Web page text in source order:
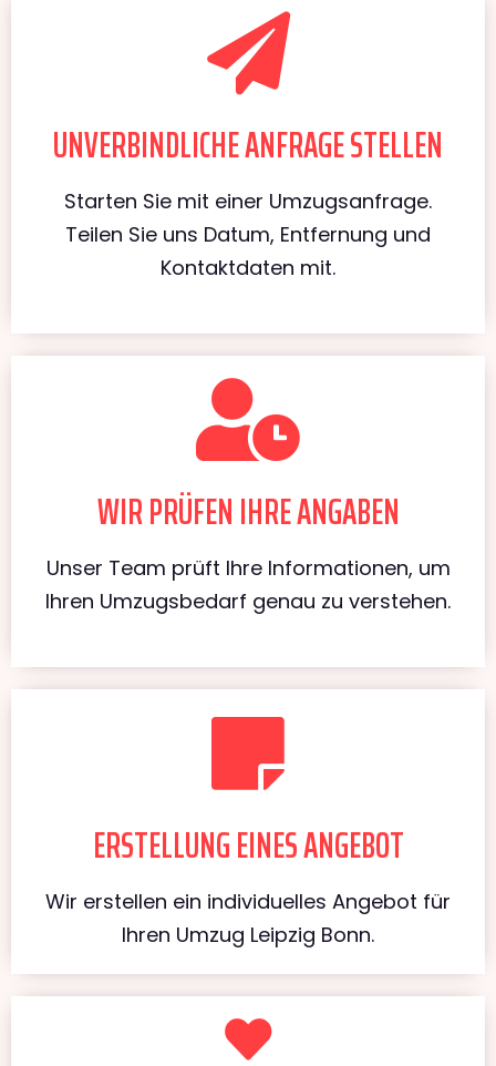
UNVERBINDLICHE ANFRAGE STELLEN
Starten Sie mit einer Umzugsanfrage.
Teilen Sie uns Datum, Entfernung und
Kontaktdaten mit.
WIR PRÜFEN IHRE ANGABEN
Unser Team prüft Ihre Informationen, um
Ihren Umzugsbedarf genau zu verstehen.
ERSTELLUNG EINES ANGEBOT
Wir erstellen ein individuelles Angebot für
Ihren Umzug Leipzig Bonn.